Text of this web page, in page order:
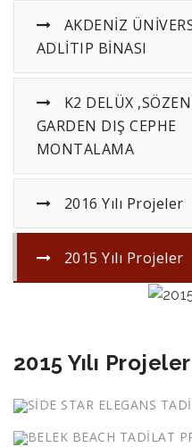
AKDENİZ
ADLİTIP BİNASI
K2 DELÜX
GARDEN DIŞ CEPHE
MONTALAMA
2016 Yılı Projeler
2015 Yılı Projeler
2015 Yılı Projeler
SİDE STAR ELEGANS
BELEK BEACH TADİLAT